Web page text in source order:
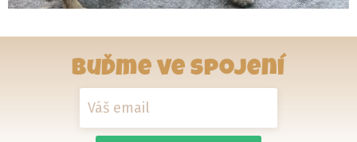
Buďme ve spojení